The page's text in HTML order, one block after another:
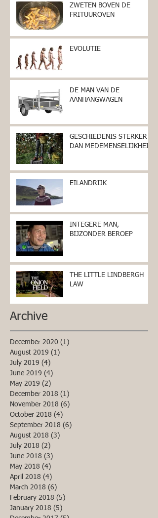
Archive
ZWETEN BOVEN DE
FRITUUROVEN
EVOLUTIE
DE MAN VAN DE
AANHANGWAGEN
GESCHIEDENIS STERKER
DAN MEDEMENSELIJKHEID
EILANDRIJK
INTEGERE MAN,
BIJZONDER BEROEP
THE LITTLE LINDBERGH
LAW
December 2020 (1)
August 2019 (1)
July 2019 (4)
June 2019 (4)
May 2019 (2)
December 2018 (1)
November 2018 (6)
October 2018 (4)
September 2018 (6)
August 2018 (3)
July 2018 (2)
June 2018 (3)
May 2018 (4)
April 2018 (4)
March 2018 (6)
February 2018 (5)
January 2018 (5)